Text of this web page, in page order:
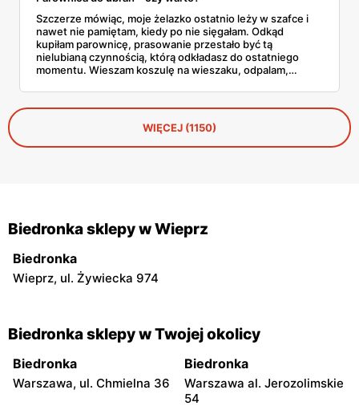
Szczerze mówiąc, moje żelazko ostatnio leży w szafce i
nawet nie pamiętam, kiedy po nie sięgałam. Odkąd
kupiłam parownicę, prasowanie przestało być tą
nielubianą czynnością, którą odkładasz do ostatniego
momentu. Wieszam koszulę na wieszaku, odpalam,
zaczyna się problem, bo parownic jest na rynku
zatrzęsienie, a nie każda robi to, co obiecuje producent.
WIĘCEJ (1150)
Biedronka sklepy w Wieprz
Biedronka
Wieprz, ul. Żywiecka 974
Biedronka sklepy w Twojej okolicy
Biedronka
Warszawa, ul. Chmielna 36
Biedronka
Warszawa al. Jerozolimskie
54